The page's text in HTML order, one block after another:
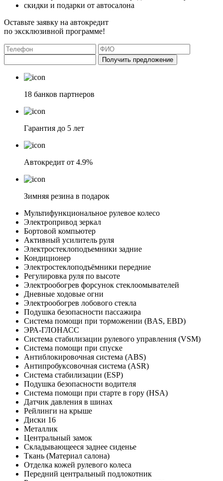
скидки и подарки от автосалона
Оставьте заявку на автокредит
по эксклюзивной программе!
Получить предложение
18 банков партнеров
Гарантия до 5 лет
Автокредит от 4.9%
Зимняя резина в подарок
Мультифункциональное рулевое колесо
Электропривод зеркал
Бортовой компьютер
Активный усилитель руля
Электростеклоподъемники задние
Кондиционер
Электростеклоподъёмники передние
Регулировка руля по высоте
Электрообогрев форсунок стеклоомывателей
Дневные ходовые огни
Электрообогрев лобового стекла
Подушка безопасности пассажира
Система помощи при торможении (BAS, EBD)
ЭРА-ГЛОНАСС
Система стабилизации рулевого управления (VSM)
Система помощи при спуске
Антиблокировочная система (ABS)
Антипробуксовочная система (ASR)
Система стабилизации (ESP)
Подушка безопасности водителя
Система помощи при старте в гору (HSA)
Датчик давления в шинах
Рейлинги на крыше
Диски 16
Металлик
Центральный замок
Складывающееся заднее сиденье
Ткань (Материал салона)
Отделка кожей рулевого колеса
Передний центральный подлокотник